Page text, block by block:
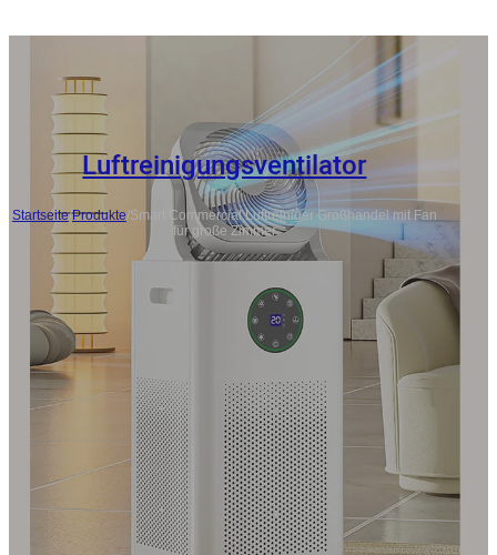
Luftreinigungsventilator
Startseite/Produkte/Smart Commercial Luftreiniger Großhandel mit Fan
für große Zimmer